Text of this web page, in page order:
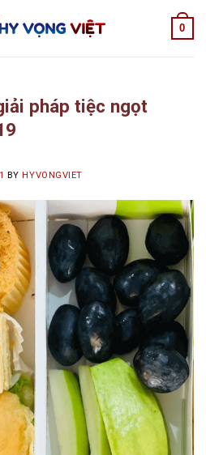
0
pháp tiệc ngọt
BY HYVONGVIET